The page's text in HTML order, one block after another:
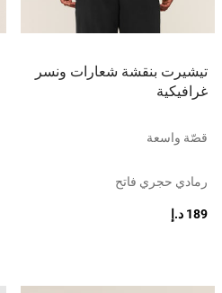
تيشيرت بنقشة شعارات ونسر
غرافيكية
قصّة واسعة
رمادي حجري فاتح
189 د.إ